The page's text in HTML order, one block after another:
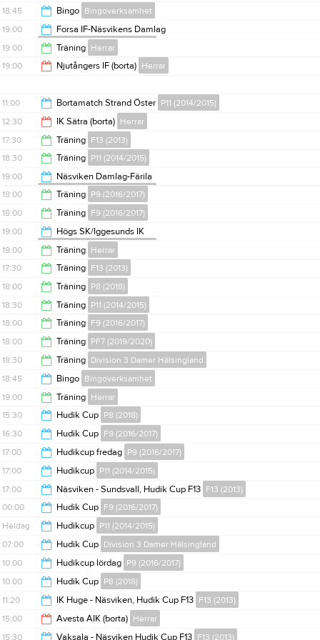
19:15
19:00
18:45 Bingo Bingoverksamhet
22:00
19:00
Forsa IF-Näsvikens Damlag
Division 3 Damer Hälsingland
21:00
19:00 Träning Herrar
19:00 Njutångers IF (borta) Herrar
21:00
11:00 Bortamatch Strand Öster P11 (2014/2015)
12:30
12:30 IK Sätra (borta) Herrar
14:30
17:30 Träning F13 (2013)
19:00
18:30 Träning P11 (2014/2015)
20:00
19:00
Näsviken Damlag-Färila
Division 3 Damer Hälsingland
21:00
18:00 Träning P9 (2016/2017)
19:15
18:00 Träning F9 (2016/2017)
19:15
19:00
Högs SK/Iggesunds IK
Division 3 Damer Hälsingland
21:00
19:00 Träning Herrar
20:30
17:30 Träning F13 (2013)
19:00
18:00 Träning P8 (2018)
19:15
18:30 Träning P11 (2014/2015)
20:00
18:00 Träning F9 (2016/2017)
19:15
18:00 Träning PF7 (2019/2020)
19:00
18:30 Träning Division 3 Damer Hälsingland
20:00
18:45 Bingo Bingoverksamhet
22:00
19:00 Träning Herrar
20:30
15:30 Hudik Cup P8 (2018)
19:30
16:30 Hudik Cup F9 (2016/2017)
00:00
17:00 Hudikcup fredag P9 (2016/2017)
21:00
17:00 Hudikcup P11 (2014/2015)
00:00
17:00 Näsviken - Sundsvall, Hudik Cup F13 F13 (2013)
19:00
00:00 Hudik Cup F9 (2016/2017)
15:30
Heldag Hudikcup P11 (2014/2015)
07:00
Hudik Cup Division 3 Damer Hälsingland
20:00
10:00 Hudikcup lördag P9 (2016/2017)
16:00
10:00 Hudik Cup P8 (2018)
14:00
11:20 IK Huge - Näsviken, Hudik Cup F13 F13 (2013)
13:00
15:00 Avesta AIK (borta) Herrar
15:30 Vaksala - Näsviken Hudik Cup F13 F13 (2013)